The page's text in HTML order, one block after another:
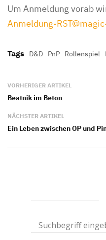
Um Anmeldung vorab
Anmeldung-
Tags D&D PnP Rollenspiel
VORHERIGER ARTIKEL
Beatnik im Beton
NÄCHSTER ARTIKEL
Ein Leben zwischen OP und